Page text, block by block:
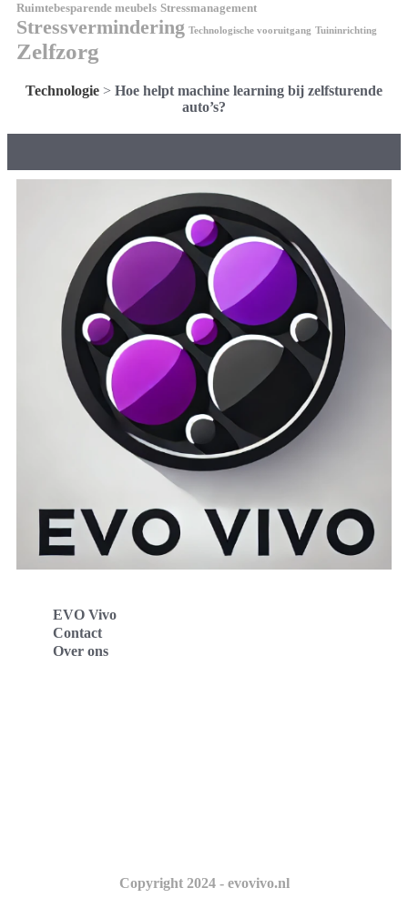
Ruimtebesparende meubels Stressmanagement
Stressvermindering Technologische vooruitgang Tuininrichting
Zelfzorg
Technologie > Hoe helpt machine learning bij zelfsturende
auto’s?
EVO Vivo
Contact
Over ons
Copyright 2024 - evovivo.nl